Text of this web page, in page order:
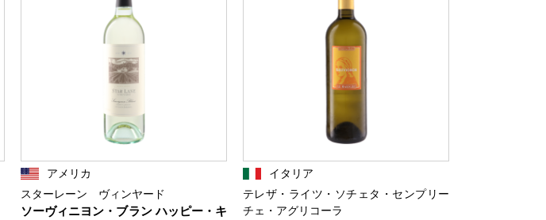
アメリカ
スターレーン ヴィンヤード
ソーヴィニヨン・ブラン ハッピー・キ
イタリア
テレザ・ライツ・ソチェタ・センプリー
チェ・アグリコーラ